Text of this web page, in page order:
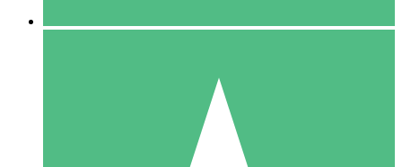
10 Downloaden
20 00